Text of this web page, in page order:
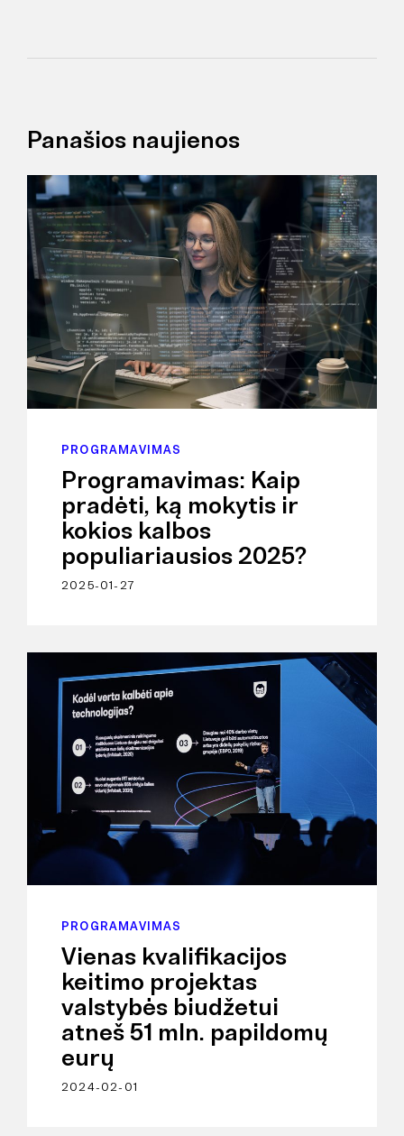
Panašios naujienos
PROGRAMAVIMAS
Programavimas: Kaip
pradėti, ką mokytis ir
kokios kalbos
populiariausios 2025?
2025-01-27
PROGRAMAVIMAS
Vienas kvalifikacijos
keitimo projektas
valstybės biudžetui
atneš 51 mln. papildomų
eurų
2024-02-01